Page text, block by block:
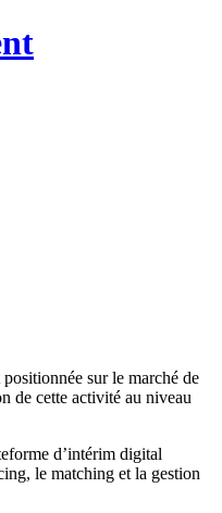
positionnée sur le marché de
de cette activité au niveau
d’intérim digital
le matching et la gestion